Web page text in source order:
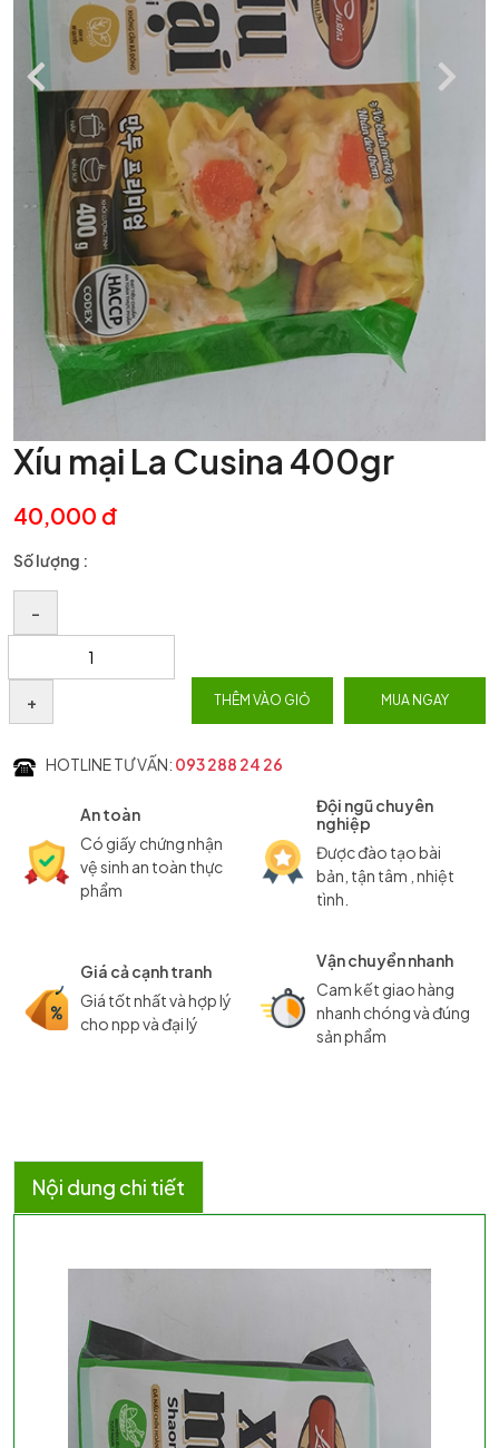
Xíu mại La Cusina 400gr
40,000 đ
Số lượng :
–
+ THÊM VÀO GIỎ MUA NGAY
HOTLINE TƯ VẤN: 093 288 24 26
An toàn
Có giấy chứng nhận
vệ sinh an toàn thực
phẩm
Đội ngũ chuyên
nghiệp
Được đào tạo bài
bản, tận tâm , nhiệt
tình.
Giá cả cạnh tranh
Giá tốt nhất và hợp lý
cho npp và đại lý
Vận chuyển nhanh
Cam kết giao hàng
nhanh chóng và đúng
sản phẩm
Nội dung chi tiết